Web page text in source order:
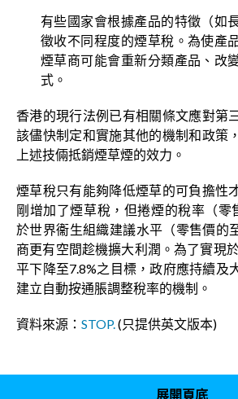
有些國家會根據產品的特徵（如
徵收不同程度的煙草稅。為使產
煙草商可能會重新分類產品、改
式。
香港的現行法例已有相關條文應對第
該儘快制定和實施其他的機制和政策
上述技倆抵銷煙草煙的效力。
煙草稅只有能夠降低煙草的可負擔性
剛增加了煙草稅，但捲煙的稅率（零
於世界衞生組織建議水平（零售價的
商更有空間趁機擴大利潤。為了實現
平下降至7.8%之目標，政府應持續及
建立自動按通脹調整稅率的機制。
資料來源： STOP.(只提供英文版本)
展開頁底